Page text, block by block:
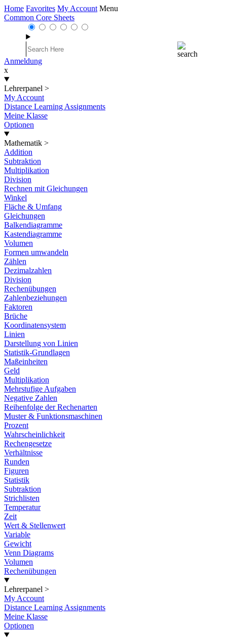
Home Favorites My Account Menu
Common Core Sheets
Anmeldung
x
Lehrerpanel >
My Account
Distance Learning Assignments
Meine Klasse
Optionen
Mathematik >
Addition
Subtraktion
Multiplikation
Division
Rechnen mit Gleichungen
Winkel
Fläche & Umfang
Gleichungen
Balkendiagramme
Kastendiagramme
Volumen
Formen umwandeln
Zählen
Dezimalzahlen
Division
Rechenübungen
Zahlenbeziehungen
Faktoren
Brüche
Koordinatensystem
Linien
Darstellung von Linien
Statistik-Grundlagen
Maßeinheiten
Geld
Multiplikation
Mehrstufige Aufgaben
Negative Zahlen
Reihenfolge der Rechenarten
Muster & Funktionsmaschinen
Prozent
Wahrscheinlichkeit
Rechengesetze
Verhältnisse
Runden
Figuren
Statistik
Subtraktion
Strichlisten
Temperatur
Zeit
Wert & Stellenwert
Variable
Gewicht
Venn Diagrams
Volumen
Rechenübungen
Lehrerpanel >
My Account
Distance Learning Assignments
Meine Klasse
Optionen